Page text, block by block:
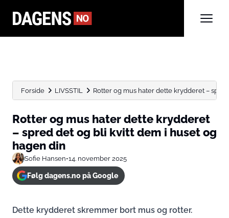
Forside LIVSSTIL Rotter og mus hater dette krydderet – spred
Rotter og mus hater dette krydderet
– spred det og bli kvitt dem i huset og
hagen din
Sofie Hansen•14. november 2025
Følg dagens.no på Google
Dette krydderet skremmer bort mus og rotter.